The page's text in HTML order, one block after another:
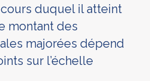
cours duquel il atteint
montant des
majorées dépend
sur l’échelle